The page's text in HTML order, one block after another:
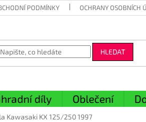
PODMÍNKY OCHRANY OSOBNÍCH
HLEDAT
díly Oblečení
Kawasaki KX 125/250 1997